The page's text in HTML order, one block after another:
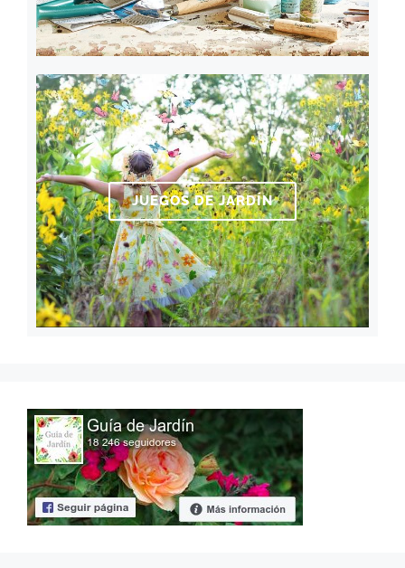
JUEGOS DE JARDÍN